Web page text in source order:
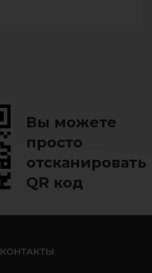
Вы можете
просто
отсканировать
QR код
КОНТАКТЫ